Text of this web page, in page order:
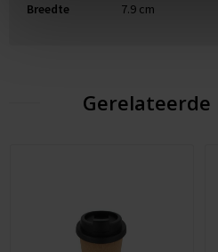
Breedte 7.9 cm